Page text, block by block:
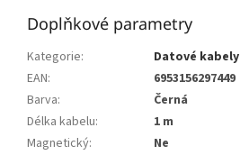
Doplňkové parametry
Kategorie:
Datové kabely
EAN:
6953156297449
Barva:
Černá
Délka kabelu:
1 m
Magnetický: Ne